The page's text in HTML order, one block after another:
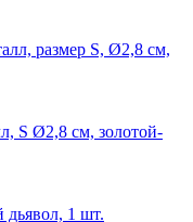
S Ø2,8 см, золотой-